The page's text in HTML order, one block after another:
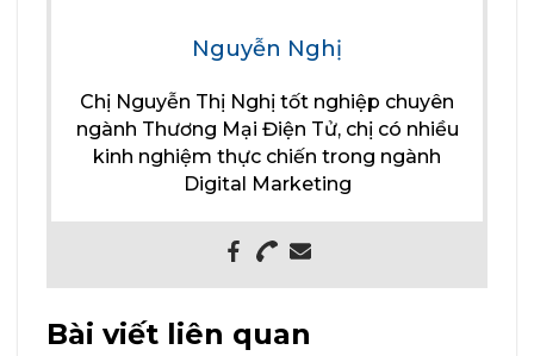
Nguyễn Nghị
Chị Nguyễn Thị Nghị tốt nghiệp chuyên
ngành Thương Mại Điện Tử, chị có nhiều
kinh nghiệm thực chiến trong ngành
Digital Marketing
Bài viết liên quan